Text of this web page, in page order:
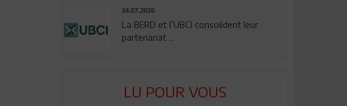
24.07.2026
La BERD et l’UBCI consolident leur
partenariat ...
LU POUR VOUS